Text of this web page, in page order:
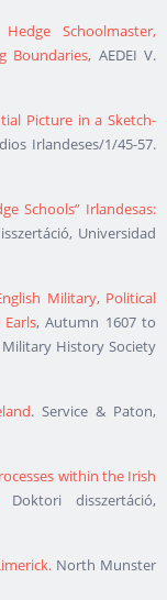
Schoolmaster,
Boundaries, AEDEI V.
Picture in a Sketch-
Irlandeses/1/45-57.
Schools” Irlandesas:
Universidad
Military, Political
, Autumn 1607 to
History Society
. Service & Paton,
within the Irish
Doktori disszertáció,
North Munster